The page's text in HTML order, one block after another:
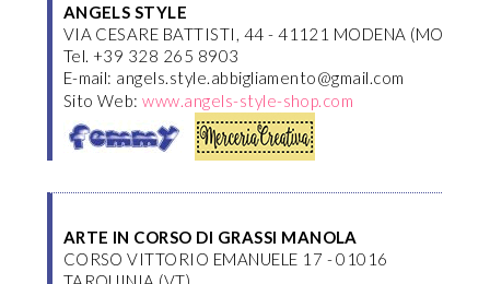
ANGELS STYLE
VIA CESARE BATTISTI, 44 - 41121 MODENA (MO)
Tel. +39 328 265 8903
E-mail: angels.style.abbigliamento@gmail.com
Sito Web:www.angels-style-shop.com
ARTE IN CORSO DI GRASSI MANOLA
CORSO VITTORIO EMANUELE 17 - 01016